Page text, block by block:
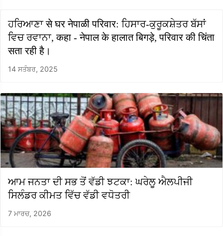
ਹਰਿਆਣਾ से घर नेपाळी परिवार: ਹਿਸਾਰ-ਕੁਰੂਕਸ਼ੇਤਰ ਬੱਸਾਂ
ਵਿਚ ਰਵਾਨਾ, कहा - नेपाल के हालात बिगड़े, परिवार की चिंता
सता रही है।
14 ਸਤੰਬਰ, 2025
ਆਮ ਜਨਤਾ ਦੀ ਸਭ ਤੋਂ ਵੱਡੀ ਝਟਕਾ: ਘਰੇਲੂ ਐਲਪੀਜੀ
ਸਿਲੰਡਰ ਕੀਮਤ ਵਿੱਚ ਵੱਡੀ ਵਧੋਤਰੀ
7 ਮਾਰਚ, 2026